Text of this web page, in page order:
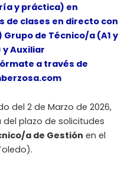
y práctica) en
de clases en directo con
de Técnico/a (A1 y
Auxiliar
a través de
del 2 de Marzo de 2026,
plazo de solicitudes
a de Gestión en el